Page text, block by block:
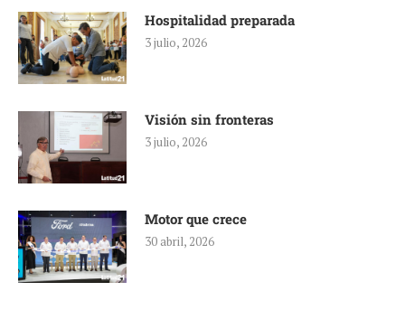
Hospitalidad preparada
3 julio, 2026
Visión sin fronteras
3 julio, 2026
Motor que crece
30 abril, 2026